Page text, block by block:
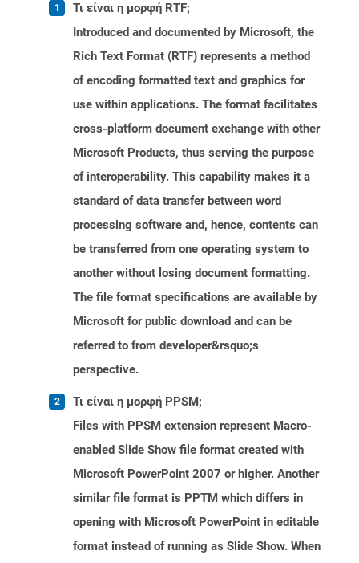
Τι είναι η μορφή RTF;
Introduced and documented by Microsoft, the
Rich Text Format (RTF) represents a method
of encoding formatted text and graphics for
use within applications. The format facilitates
cross-platform document exchange with other
Microsoft Products, thus serving the purpose
of interoperability. This capability makes it a
standard of data transfer between word
processing software and, hence, contents can
be transferred from one operating system to
another without losing document formatting.
The file format specifications are available by
Microsoft for public download and can be
referred to from developer&rsquo;s
perspective.
Τι είναι η μορφή PPSM;
Files with PPSM extension represent Macro-
enabled Slide Show file format created with
Microsoft PowerPoint 2007 or higher. Another
similar file format is PPTM which differs in
opening with Microsoft PowerPoint in editable
format instead of running as Slide Show. When